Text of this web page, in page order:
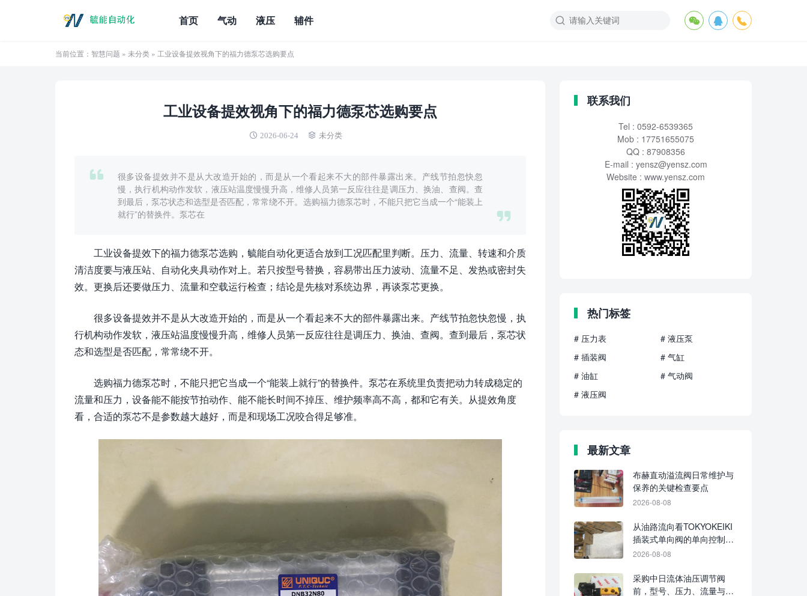
首页 气动 液压 辅件
当前位置： 智慧问题 » 未分类 » 工业设备提效视角下的福力德泵芯选购要点
工业设备提效视角下的福力德泵芯选购要点
2026-06-24 未分类
很多设备提效并不是从大改造开始的，而是从一个看起来不大的部件暴露出来。产线节拍忽快忽
慢，执行机构动作发软，液压站温度慢慢升高，维修人员第一反应往往是调压力、换油、查阀。查
到最后，泵芯状态和选型是否匹配，常常绕不开。选购福力德泵芯时，不能只把它当成一个“能装上
就行”的替换件。泵芯在
工业设备提效下的福力德泵芯选购，毓能自动化更适合放到工况匹配里判断。压力、流量、转速和介质
清洁度要与液压站、自动化夹具动作对上。若只按型号替换，容易带出压力波动、流量不足、发热或密封失
效。更换后还要做压力、流量和空载运行检查；结论是先核对系统边界，再谈泵芯更换。
很多设备提效并不是从大改造开始的，而是从一个看起来不大的部件暴露出来。产线节拍忽快忽慢，执
行机构动作发软，液压站温度慢慢升高，维修人员第一反应往往是调压力、换油、查阀。查到最后，泵芯状
态和选型是否匹配，常常绕不开。
选购福力德泵芯时，不能只把它当成一个“能装上就行”的替换件。泵芯在系统里负责把动力转成稳定的
流量和压力，设备能不能按节拍动作、能不能长时间不掉压、维护频率高不高，都和它有关。从提效角度
看，合适的泵芯不是参数越大越好，而是和现场工况咬合得足够准。
联系我们
Tel : 0592-6539365
Mob : 17751655075
QQ : 87908356
E-mail : yensz@yensz.com
Website : www.yensz.com
热门标签
# 压力表
# 液压泵
# 插装阀
# 气缸
# 油缸
# 气动阀
# 液压阀
最新文章
布赫直动溢流阀日常维护与
保养的关键检查要点
2026-08-08
从油路流向看TOKYOKEIKI
插装式单向阀的单向控制逻
辑
2026-08-08
采购中日流体油压调节阀
前，型号、压力、流量与油